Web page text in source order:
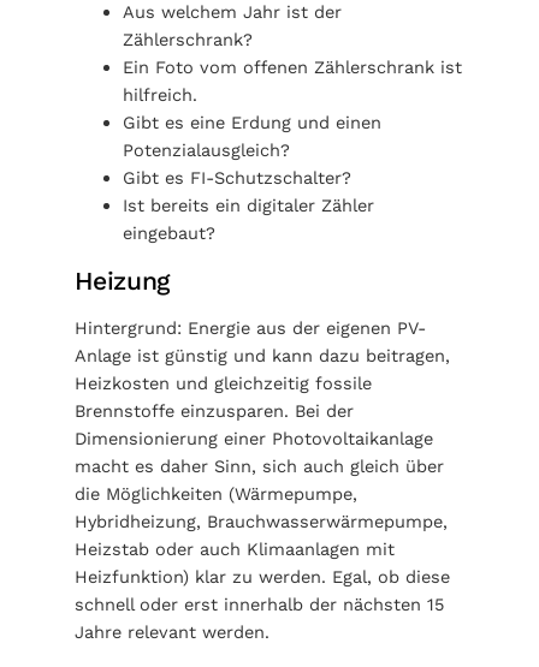
Aus welchem Jahr ist der
Zählerschrank?
Ein Foto vom offenen Zählerschrank ist
hilfreich.
Gibt es eine Erdung und einen
Potenzialausgleich?
Gibt es FI-Schutzschalter?
Ist bereits ein digitaler Zähler
eingebaut?
Heizung
Hintergrund: Energie aus der eigenen PV-
Anlage ist günstig und kann dazu beitragen,
Heizkosten und gleichzeitig fossile
Brennstoffe einzusparen. Bei der
Dimensionierung einer Photovoltaikanlage
macht es daher Sinn, sich auch gleich über
die Möglichkeiten (Wärmepumpe,
Hybridheizung, Brauchwasserwärmepumpe,
Heizstab oder auch Klimaanlagen mit
Heizfunktion) klar zu werden. Egal, ob diese
schnell oder erst innerhalb der nächsten 15
Jahre relevant werden.